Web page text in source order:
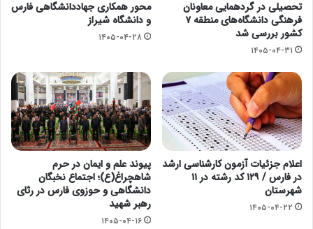
تحصیلی در گردهمایی معاونان
فرهنگی دانشگاه‌های منطقه ۷
کشور بررسی شد
۱۴۰۵-۰۴-۳۱
محور همکاری جهاددانشگاهی فارس
و دانشگاه شیراز
۱۴۰۵-۰۴-۲۸
اعلام جزئیات آزمون کارشناسی ارشد
در فارس / ۱۲۹ کد رشته در ۱۱
شهرستان
۱۴۰۵-۰۴-۲۲
پیوند علم و ایمان در حرم
شاهچراغ(ع)؛ اجتماع نخبگان
دانشگاهی و حوزوی فارس در رثای
رهبر شهید
۱۴۰۵-۰۴-۱۶